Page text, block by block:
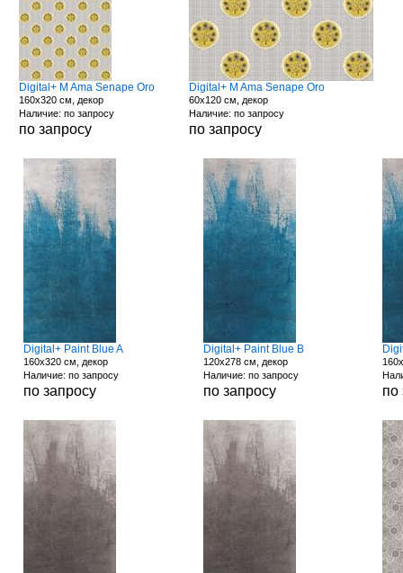
Digital+ M Ama Senape Oro
160x320 см, декор
Наличие: по запросу
по запросу
Digital+ M Ama Senape Oro
60x120 см, декор
Наличие: по запросу
по запросу
Digital+ Paint Blue A
160x320 см, декор
Наличие: по запросу
по запросу
Digital+ Paint Blue B
120x278 см, декор
Наличие: по запросу
по запросу по